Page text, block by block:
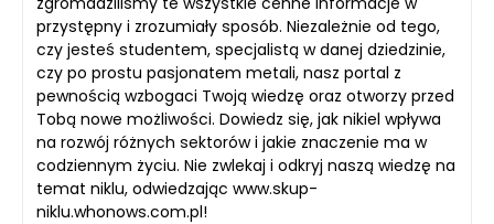
przystępny i zrozumiały sposób. Niezależnie od tego,
czy jesteś studentem, specjalistą w danej dziedzinie,
czy po prostu pasjonatem metali, nasz portal z
pewnością wzbogaci Twoją wiedzę oraz otworzy przed
Tobą nowe możliwości. Dowiedz się, jak nikiel wpływa
na rozwój różnych sektorów i jakie znaczenie ma w
codziennym życiu. Nie zwlekaj i odkryj naszą wiedzę na
temat niklu, odwiedzając www.skup-
niklu.whonows.com.pl!